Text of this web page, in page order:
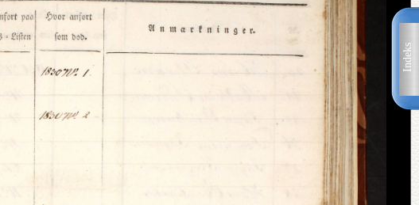
Indeks